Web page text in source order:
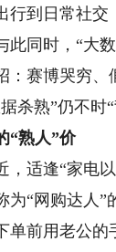
到日常社交，
此同时，“大
：赛博哭穷
杀熟”仍不时
“熟人”价
适逢“家电以
为“网购达人
单前用老公的